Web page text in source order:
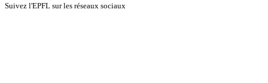
Suivez l'EPFL sur les réseaux sociaux